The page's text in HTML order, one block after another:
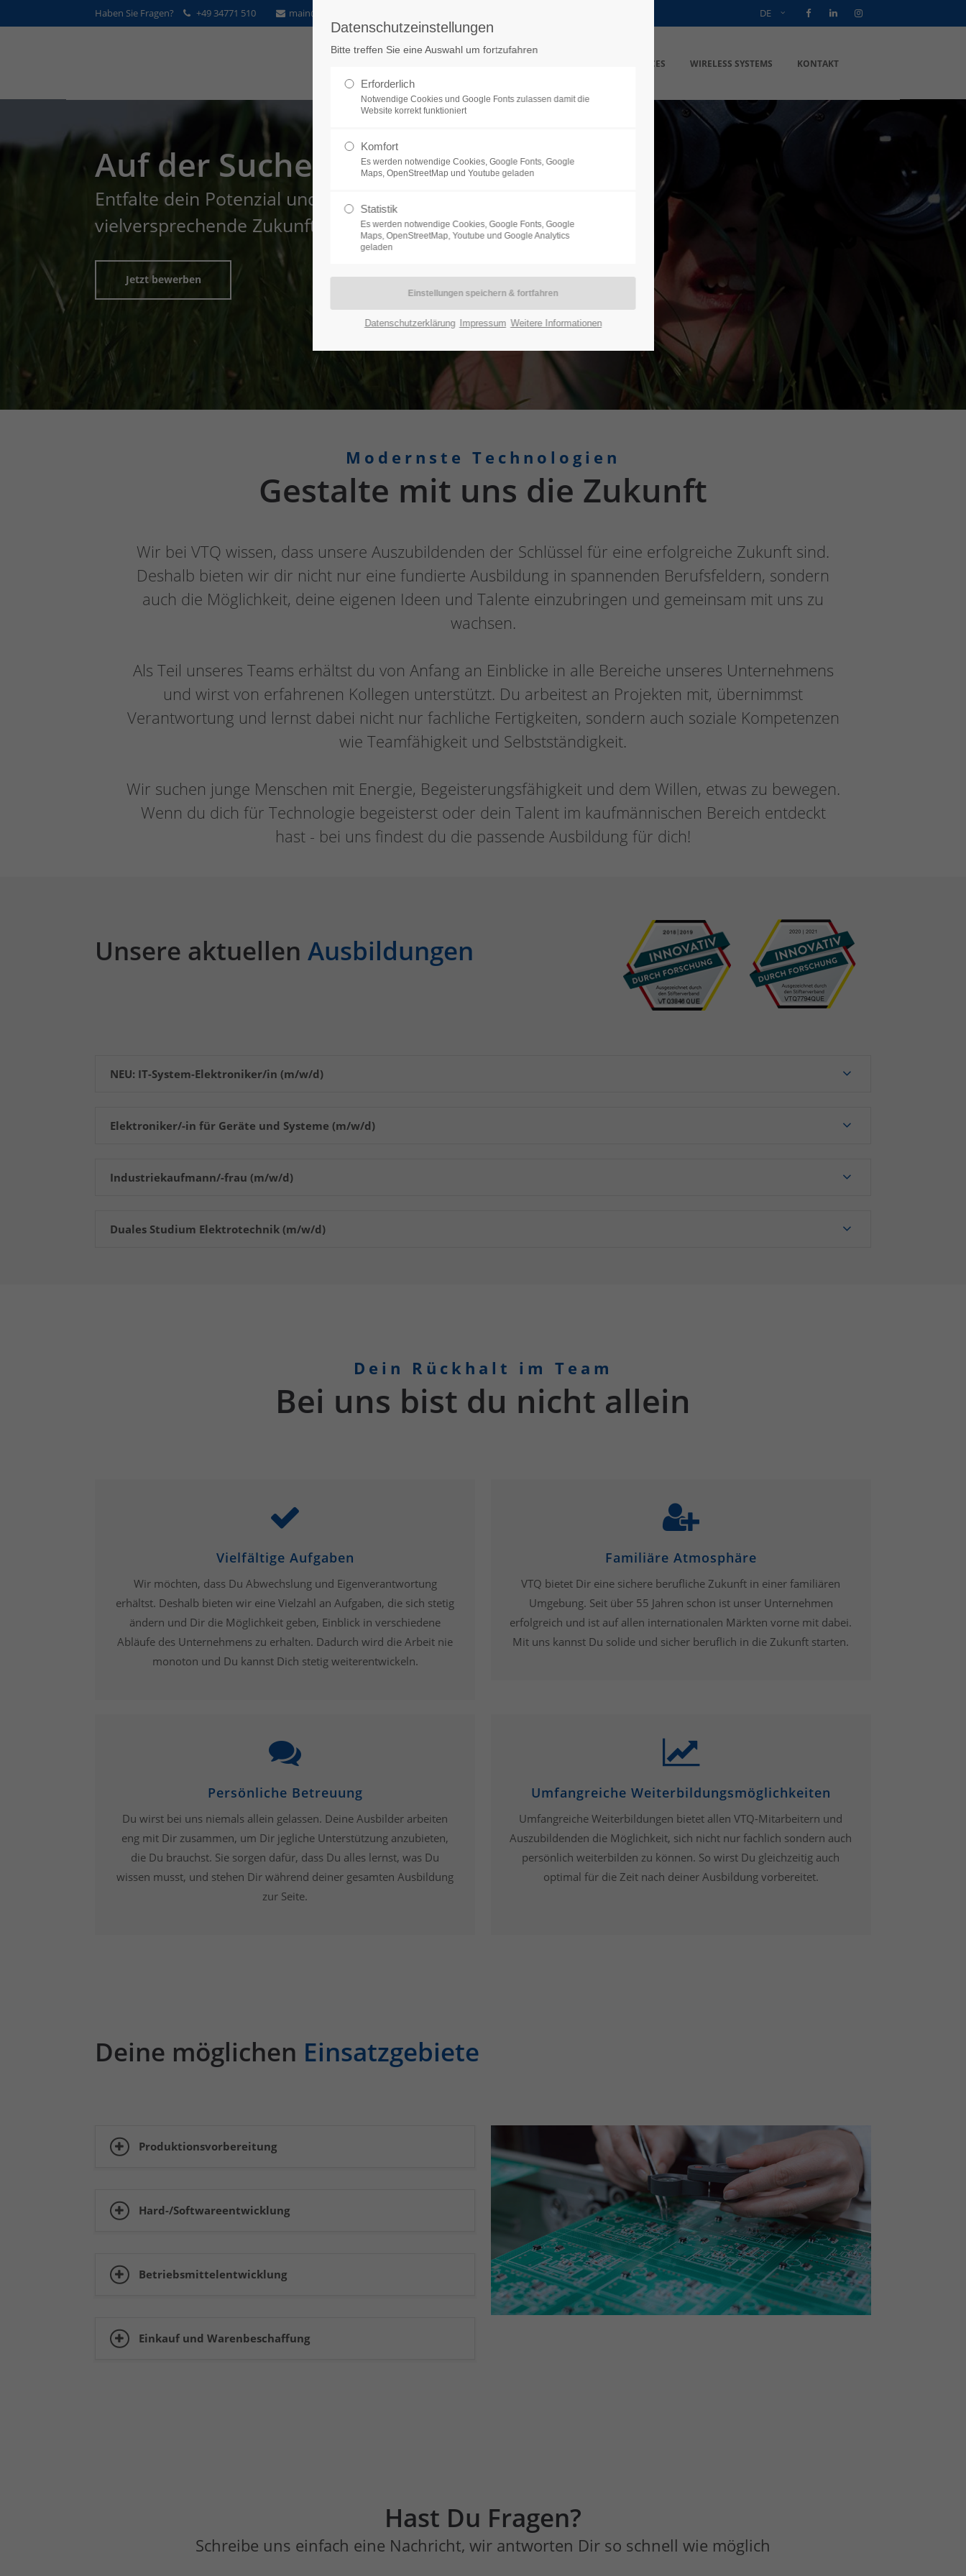
DE
Haben Sie Fragen? +49 34771 510 main@vtq.de
ELECTRONIC MANUFACTURING SERVICES WIRELESS SYSTEMS KONTAKT
Auf der Suche nach Talenten
Entfalte dein Potenzial und sichere dir eine
vielversprechende Zukunft bei uns
Jetzt bewerben
Modernste Technologien
Gestalte mit uns die Zukunft
Wir bei VTQ wissen, dass unsere Auszubildenden der Schlüssel für eine erfolgreiche Zukunft sind.
Deshalb bieten wir dir nicht nur eine fundierte Ausbildung in spannenden Berufsfeldern, sondern
auch die Möglichkeit, deine eigenen Ideen und Talente einzubringen und gemeinsam mit uns zu
wachsen.
Als Teil unseres Teams erhältst du von Anfang an Einblicke in alle Bereiche unseres Unternehmens
und wirst von erfahrenen Kollegen unterstützt. Du arbeitest an Projekten mit, übernimmst
Verantwortung und lernst dabei nicht nur fachliche Fertigkeiten, sondern auch soziale Kompetenzen
wie Teamfähigkeit und Selbstständigkeit.
Wir suchen junge Menschen mit Energie, Begeisterungsfähigkeit und dem Willen, etwas zu bewegen.
Wenn du dich für Technologie begeisterst oder dein Talent im kaufmännischen Bereich entdeckt
hast - bei uns findest du die passende Ausbildung für dich!
Unsere aktuellenAusbildungen
NEU: IT-System-Elektroniker/in (m/w/d)
Elektroniker/-in für Geräte und Systeme (m/w/d)
Industriekaufmann/-frau (m/w/d)
Duales Studium Elektrotechnik (m/w/d)
Dein Rückhalt im Team
Bei uns bist du nicht allein
Vielfältige Aufgaben
Wir möchten, dass Du Abwechslung und Eigenverantwortung
erhältst. Deshalb bieten wir eine Vielzahl an Aufgaben, die sich stetig
ändern und Dir die Möglichkeit geben, Einblick in verschiedene
Abläufe des Unternehmens zu erhalten. Dadurch wird die Arbeit nie
monoton und Du kannst Dich stetig weiterentwickeln.
Familiäre Atmosphäre
VTQ bietet Dir eine sichere berufliche Zukunft in einer familiären
Umgebung. Seit über 55 Jahren schon ist unser Unternehmen
erfolgreich und ist auf allen internationalen Märkten vorne mit dabei.
Mit uns kannst Du solide und sicher beruflich in die Zukunft starten.
Persönliche Betreuung
Du wirst bei uns niemals allein gelassen. Deine Ausbilder arbeiten
eng mit Dir zusammen, um Dir jegliche Unterstützung anzubieten,
die Du brauchst. Sie sorgen dafür, dass Du alles lernst, was Du
wissen musst, und stehen Dir während deiner gesamten Ausbildung
zur Seite.
Umfangreiche Weiterbildungsmöglichkeiten
Umfangreiche Weiterbildungen bietet allen VTQ-Mitarbeitern und
Auszubildenden die Möglichkeit, sich nicht nur fachlich sondern auch
persönlich weiterbilden zu können. So wirst Du gleichzeitig auch
optimal für die Zeit nach deiner Ausbildung vorbereitet.
Deine möglichen Einsatzgebiete
Produktionsvorbereitung
Hard-/Softwareentwicklung
Betriebsmittelentwicklung
Einkauf und Warenbeschaffung
Hast Du Fragen?
Schreibe uns einfach eine Nachricht, wir antworten Dir so schnell wie möglich
Datenschutzeinstellungen
Bitte treffen Sie eine Auswahl um fortzufahren
Erforderlich
Notwendige Cookies und Google Fonts zulassen damit die
Website korrekt funktioniert
Komfort
Es werden notwendige Cookies, Google Fonts, Google
Maps, OpenStreetMap und Youtube geladen
Statistik
Es werden notwendige Cookies, Google Fonts, Google
Maps, OpenStreetMap, Youtube und Google Analytics
geladen
Datenschutzerklärung Impressum Weitere Informationen